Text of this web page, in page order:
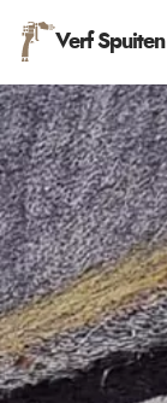
Verf Spuiten